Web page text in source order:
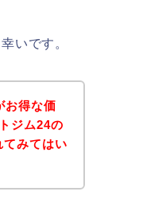
いです。
お得な価
ジム24の
みてはい